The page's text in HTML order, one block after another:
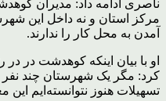
ناصری ادامه داد: مدیران
مرکز استان و نه داخل این
آمدن به محل کار را ندارند.
او با بیان اینکه کوهدشت در در
کرد: مگر یک شهرستان چند نفر
تسهیلات هنوز نتوانسته‌ایم